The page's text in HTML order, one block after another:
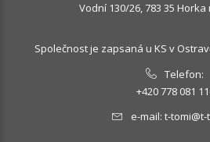
Vodní 130/26, 783 35
Společnost je zapsaná u KS v
Telefon:
+420 778 081
e-mail: t-tomi@t-